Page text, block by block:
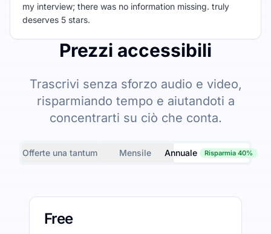
my interview; there was no information missing. truly
deserves 5 stars.
Prezzi accessibili
Trascrivi senza sforzo audio e video,
risparmiando tempo e aiutandoti a
concentrarti su ciò che conta.
Offerte una tantum Mensile Annuale Risparmia 40%
Free